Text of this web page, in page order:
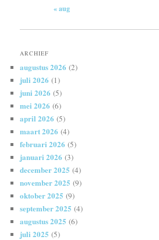
« aug
ARCHIEF
augustus 2026 (2)
juli 2026 (1)
juni 2026 (5)
mei 2026 (6)
april 2026 (5)
maart 2026 (4)
februari 2026 (5)
januari 2026 (3)
december 2025 (4)
november 2025 (9)
oktober 2025 (9)
september 2025 (4)
augustus 2025 (6)
juli 2025 (5)